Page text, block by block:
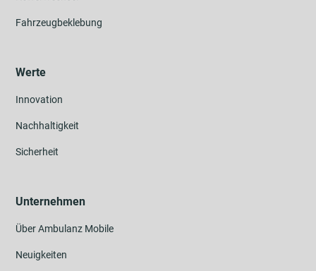
Fahrzeugbeklebung
Werte
Innovation
Nachhaltigkeit
Sicherheit
Unternehmen
Über Ambulanz Mobile
Neuigkeiten